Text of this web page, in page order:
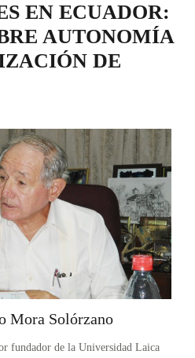
EN ECUADOR:
AUTONOMÍA
DE
Mora Solórzano
fundador de la Universidad Laica